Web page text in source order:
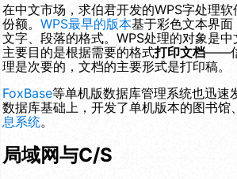
在中文市场，求伯君开发的WPS字处理
份额。WPS最早的版本基于彩色文本界
文字、段落的格式。WPS处理的对象是
主要目的是根据需要的格式打印文档——
理是次要的，文档的主要形式是打印稿。
FoxBase等单机版数据库管理系统也迅速
数据库基础上，开发了单机版本的图书馆
息系统。
局域网与C/S